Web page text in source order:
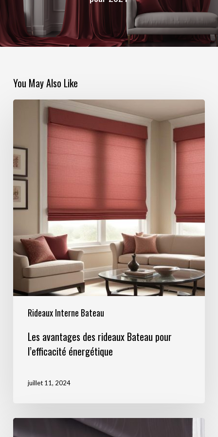
You May Also Like
Rideaux Interne Bateau
avantages
rideaux
Bateau
pour
l’efficacité
énergétique
Les avantages des rideaux Bateau pour
l’efficacité énergétique
juillet 11, 2024